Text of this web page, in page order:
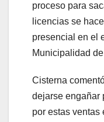
proceso para
licencias se
presencial en el
Municipalidad
Cisterna
dejarse engañar
por estas ventas